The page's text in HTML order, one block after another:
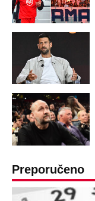
Preporučeno